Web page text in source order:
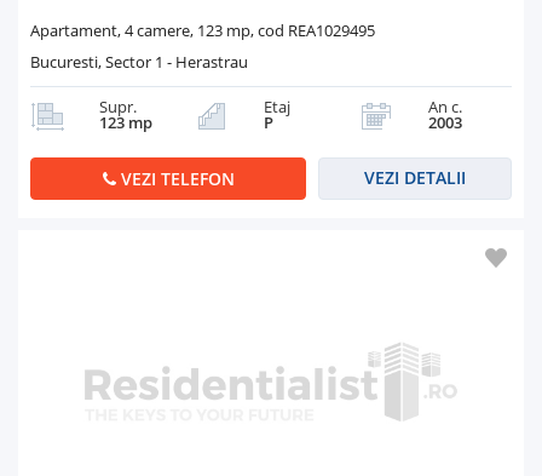
Apartament, 4 camere, 123 mp, cod REA1029495
Bucuresti, Sector 1 - Herastrau
Supr.
123 mp
Etaj
P
An c.
2003
VEZI TELEFON VEZI DETALII